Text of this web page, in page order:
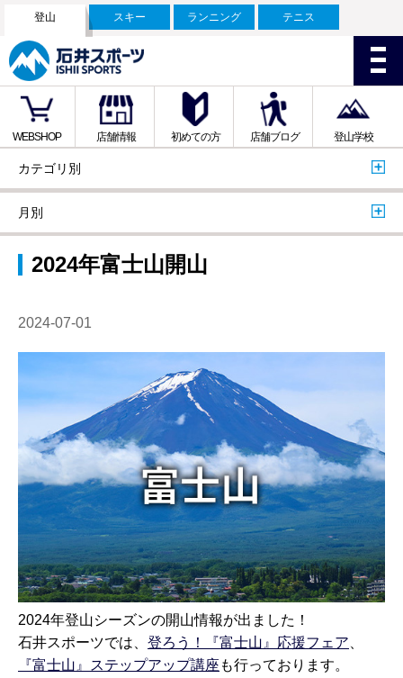
登山 スキー ランニング テニス
WEBSHOP 店舗情報 初めての方 店舗ブログ 登山学校
カテゴリ別
月別
2024年富士山開山
2024-07-01
2024年登山シーズンの開山情報が出ました！
石井スポーツでは、 登ろう！『富士山』応援フェア
『富士山』ステップアップ講座 も行っております。